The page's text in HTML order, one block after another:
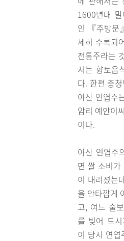
1600년대
인 『주방문
세히 수록되
전통주라는
서는 향토음
다. 한편 충
아산 연엽주
암리 예안이
이다.
아산 연엽주
면 쌀 소비
이 내려졌는
을 안타깝게
고, 여느 술
를 빚어 드
이 당시 연